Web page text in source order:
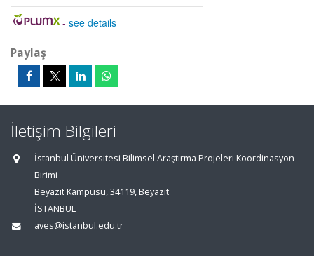
- see details
Paylaş
İletişim Bilgileri
İstanbul Üniversitesi Bilimsel Araştırma Projeleri Koordinasyon
Birimi
Beyazıt Kampüsü, 34119, Beyazıt
İSTANBUL
aves@istanbul.edu.tr